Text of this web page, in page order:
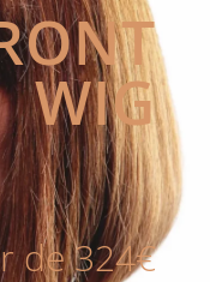
WIG
de 324€